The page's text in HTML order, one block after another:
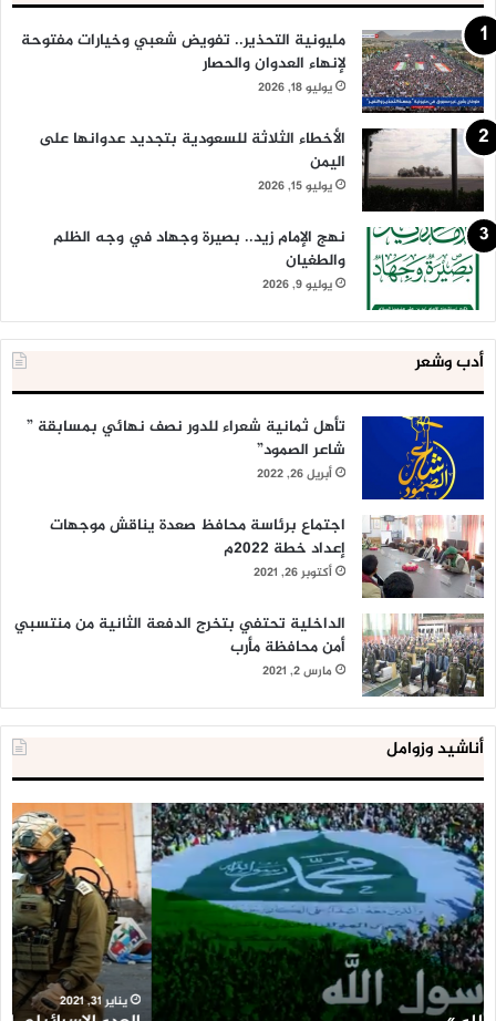
مليونية التحذير.. تفويض شعبي وخيارات مفتوحة
لإنهاء العدوان والحصار
يوليو 18, 2026
الأخطاء الثلاثة للسعودية بتجديد عدوانها على
اليمن
يوليو 15, 2026
نهج الإمام زيد.. بصيرة وجهاد في وجه الظلم
والطغيان
يوليو 9, 2026
أدب وشعر
تأهل ثمانية شعراء للدور نصف نهائي بمسابقة ”
شاعر الصمود”
أبريل 26, 2022
اجتماع برئاسة محافظ صعدة يناقش موجهات
إعداد خطة 2022م
أكتوبر 26, 2021
الداخلية تحتفي بتخرج الدفعة الثانية من منتسبي
أمن محافظة مأرب
مارس 2, 2021
أناشيد وزوامل
العدو
الإسرائيلي
اعتقل
543
طفلا
فلسطينيا
خلال
2020
يناير 31, 2021